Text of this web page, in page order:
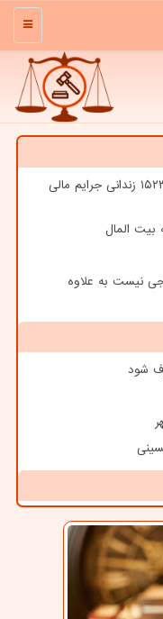
منو
مشارکت ستاد اجرائی فرمان امام در آزادی ۱۵۲۳ زندانی جرایم مالی
نیست به علاوه
شود